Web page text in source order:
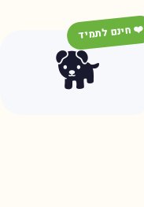
🐕
❤️ חינם לתמיד